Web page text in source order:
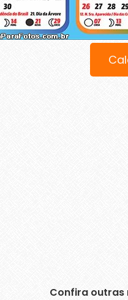
Confira outras